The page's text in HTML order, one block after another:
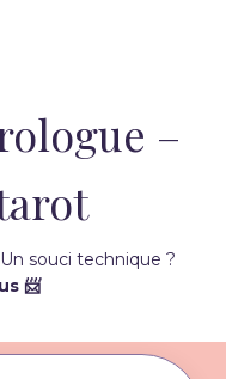
–
souci technique ?
📨